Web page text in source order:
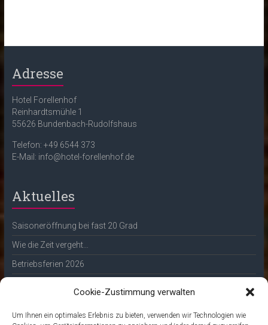
Cookie-Zustimmung verwalten
Um Ihnen ein optimales Erlebnis zu bieten, verwenden wir Technologien wie
Adresse
Hotel Forellenhof
Reinhardtsmühle 1
55626 Bundenbach-Rudolfshaus
Telefon: +49 6544 373
E-Mail: info@hotel-forellenhof.de
Aktuelles
Saisoneröffnung bei fast 20 Grad
Wie die Zeit vergeht…
Betriebsferien 2026